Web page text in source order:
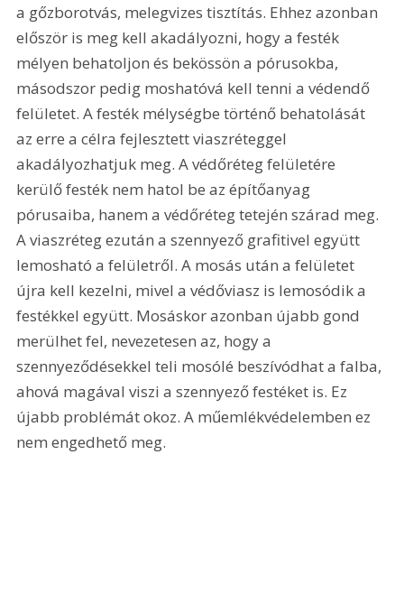
a gőzborotvás, melegvizes tisztítás. Ehhez azonban
először is meg kell akadályozni, hogy a festék
mélyen behatoljon és bekössön a pórusokba,
másodszor pedig moshatóvá kell tenni a védendő
felületet. A festék mélységbe történő behatolását
az erre a célra fejlesztett viaszréteggel
akadályozhatjuk meg. A védőréteg felületére
kerülő festék nem hatol be az építőanyag
pórusaiba, hanem a védőréteg tetején szárad meg.
A viaszréteg ezután a szennyező grafitivel együtt
lemosható a felületről. A mosás után a felületet
újra kell kezelni, mivel a védőviasz is lemosódik a
festékkel együtt. Mosáskor azonban újabb gond
merülhet fel, nevezetesen az, hogy a
szennyeződésekkel teli mosólé beszívódhat a falba,
ahová magával viszi a szennyező festéket is. Ez
újabb problémát okoz. A műemlékvédelemben ez
nem engedhető meg.